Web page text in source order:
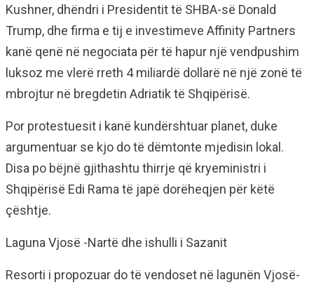
Kushner, dhëndri i Presidentit të SHBA-së Donald
Trump, dhe firma e tij e investimeve Affinity Partners
kanë qenë në negociata për të hapur një vendpushim
luksoz me vlerë rreth 4 miliardë dollarë në një zonë të
mbrojtur në bregdetin Adriatik të Shqipërisë.
Por protestuesit i kanë kundërshtuar planet, duke
argumentuar se kjo do të dëmtonte mjedisin lokal.
Disa po bëjnë gjithashtu thirrje që kryeministri i
Shqipërisë Edi Rama të japë dorëheqjen për këtë
çështje.
Laguna Vjosë -Nartë dhe ishulli i Sazanit
Resorti i propozuar do të vendoset në lagunën Vjosë-